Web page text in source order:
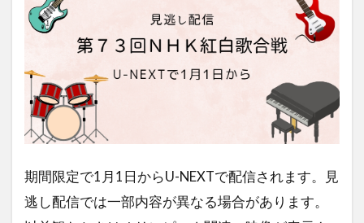
期間限定で1月1日からU-NEXTで配信されます。見
逃し配信では一部内容が異なる場合があります。